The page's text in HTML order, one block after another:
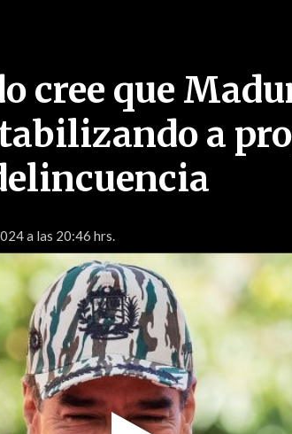
cree que
a
a las 20:46 hrs.